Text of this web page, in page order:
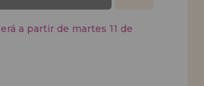
a partir de martes 11 de